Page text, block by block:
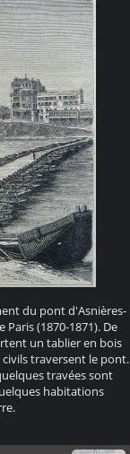
du pont d'Asnières-
(1870-1871). De
un tablier en bois
traversent le pont.
travées sont
habitations